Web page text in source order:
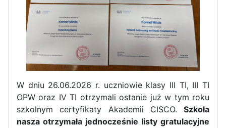
W dniu 26.06.2026 r. uczniowie klasy III TI, III TI
OPW oraz IV TI otrzymali ostanie już w tym roku
szkolnym certyfikaty Akademii CISCO. Szkoła
nasza otrzymała jednocześnie listy gratulacyjne